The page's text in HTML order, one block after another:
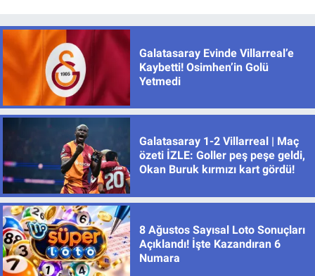
Galatasaray Evinde Villarreal’e
Kaybetti! Osimhen’in Golü
Yetmedi
Galatasaray 1-2 Villarreal | Maç
özeti İZLE: Goller peş peşe geldi,
Okan Buruk kırmızı kart gördü!
8 Ağustos Sayısal Loto Sonuçları
Açıklandı! İşte Kazandıran 6
Numara